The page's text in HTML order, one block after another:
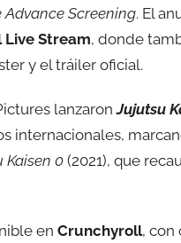
Advance Screening. El
Live Stream, donde
y el tráiler oficial.
lanzaronJujutsu
internacionales,
Kaisen 0 (2021), que
en Crunchyroll, con